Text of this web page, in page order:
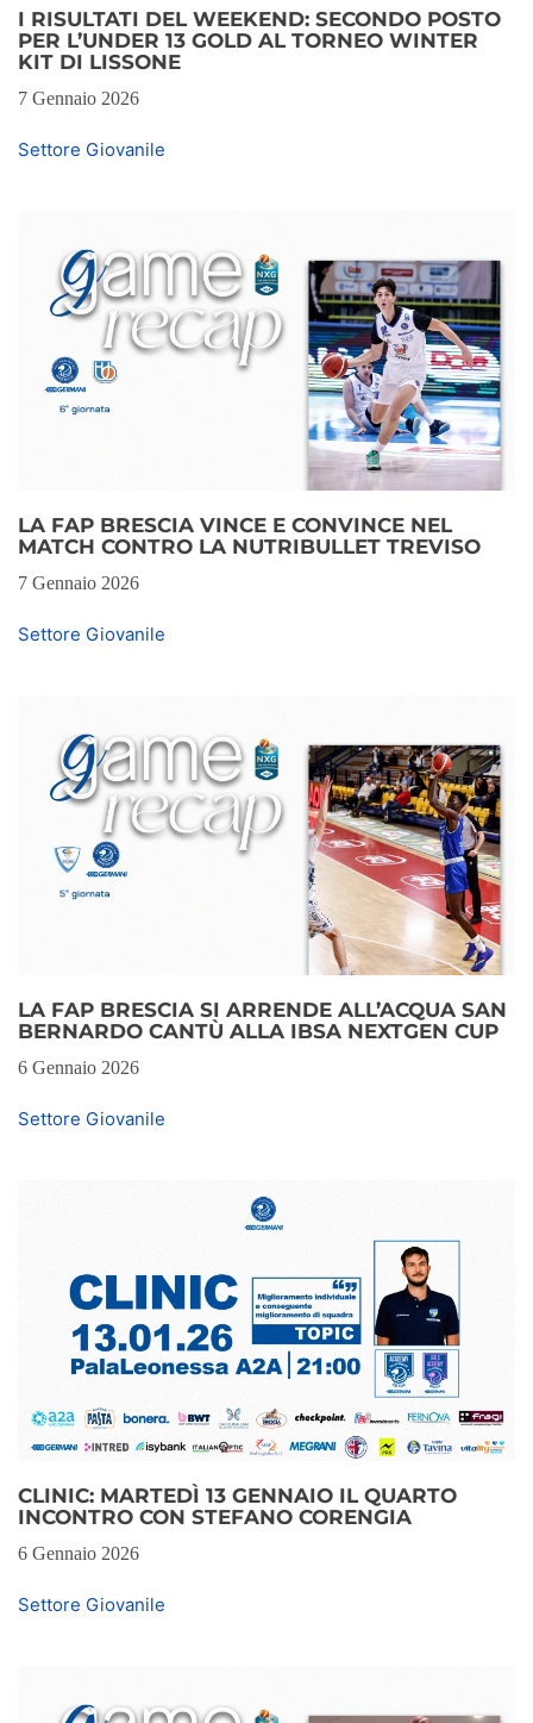
I RISULTATI DEL WEEKEND: SECONDO POSTO
PER L’UNDER 13 GOLD AL TORNEO WINTER
KIT DI LISSONE
7 Gennaio 2026
Settore Giovanile
LA FAP BRESCIA VINCE E CONVINCE NEL
MATCH CONTRO LA NUTRIBULLET TREVISO
7 Gennaio 2026
Settore Giovanile
LA FAP BRESCIA SI ARRENDE ALL’ACQUA SAN
BERNARDO CANTÙ ALLA IBSA NEXTGEN CUP
6 Gennaio 2026
Settore Giovanile
CLINIC: MARTEDÌ 13 GENNAIO IL QUARTO
INCONTRO CON STEFANO CORENGIA
6 Gennaio 2026
Settore Giovanile